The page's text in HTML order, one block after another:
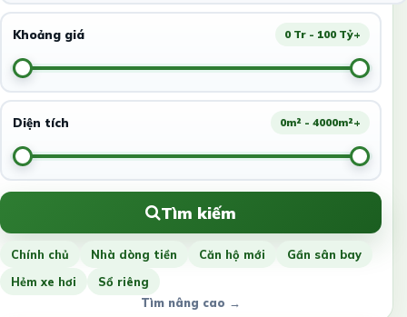
Khoảng giá 0 Tr - 100 Tỷ+
Diện tích 0m² - 4000m²+
Tìm kiếm
Chính chủ Nhà dòng tiền Căn hộ mới
Gần sân bay
Hẻm xe hơi
Sổ riêng
Tìm nâng cao →